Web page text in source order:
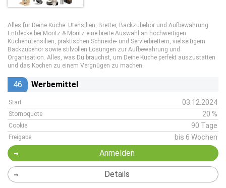
Alles für Deine Küche: Utensilien, Bretter, Backzubehör und Aufbewahrung.
Entdecke bei Moritz & Moritz eine breite Auswahl an hochwertigen
Küchenutensilien, praktischen Schneide- und Servierbrettern, vielseitigem
Backzubehör sowie stilvollen Lösungen zur Aufbewahrung und
Organisation. Alles, was Du brauchst, um Deine Küche perfekt auszustatten
und das Kochen zu einem Vergnügen zu machen.
46 Werbemittel
Start 03.12.2024
Stornoquote 20 %
Cookie 90 Tage
Freigabe bis 6 Wochen
Anmelden
Details